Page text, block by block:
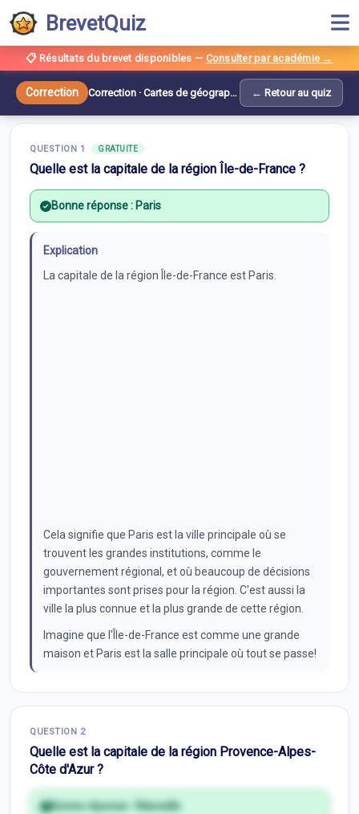
BrevetQuiz
📋 Résultats du brevet disponibles — Consulter par académie →
Correction Correction · Cartes de géographie ← Retour au quiz
Correction —Cartes de géographie
10questions ·La France et l'Union européenne
QUESTION 1 GRATUITE
Quelle est la capitale de la région Île-de-France ?
Bonne réponse : Paris
Explication
La capitale de la région Île-de-France est Paris.
Cela signifie que Paris est la ville principale où se
trouvent les grandes institutions, comme le
gouvernement régional, et où beaucoup de décisions
importantes sont prises pour la région. C'est aussi la
ville la plus connue et la plus grande de cette région.
Imagine que l'Île-de-France est comme une grande
maison et Paris est la salle principale où tout se passe!
QUESTION 2
Quelle est la capitale de la région Provence-Alpes-
Côte d'Azur ?
Bonne réponse : Marseille